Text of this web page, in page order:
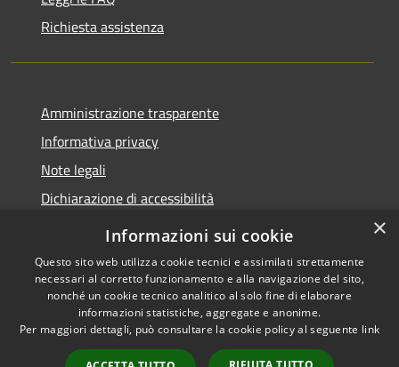
Richiesta assistenza
Amministrazione trasparente
Informativa privacy
Note legali
Dichiarazione di accessibilità
RSS
Accessibilità
Privacy
Copyright © 2026 • Comune di
Belpasso • Powered by
Municipium•Accesso
redazione
×
Informazioni sui cookie
Questo sito web utilizza cookie tecnici e assimilati strettamente
necessari al corretto funzionamento e alla navigazione del sito,
nonché un cookie tecnico analitico al solo fine di elaborare
informazioni statistiche, aggregate e anonime.
Per maggiori dettagli, può consultare la cookie policy al seguente link